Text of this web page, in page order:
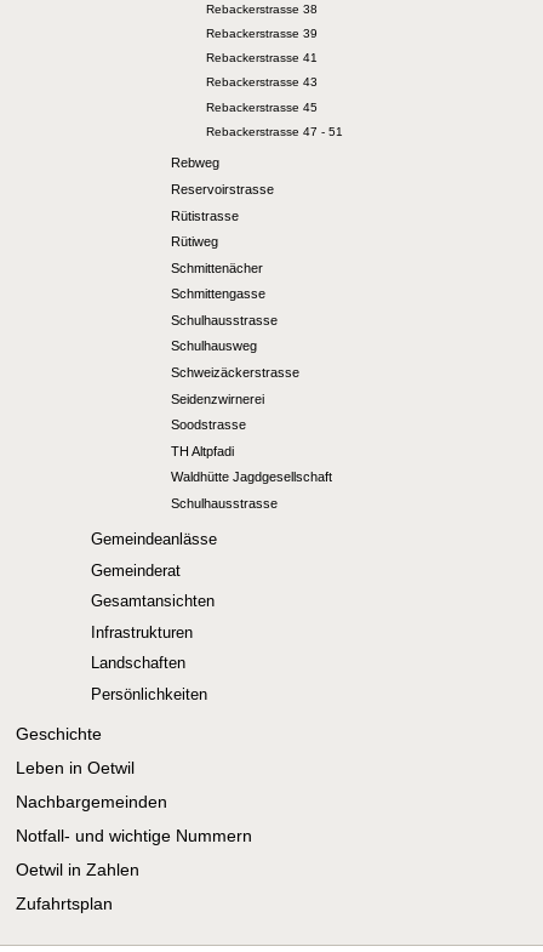
Rebackerstrasse 38
Rebackerstrasse 39
Rebackerstrasse 41
Rebackerstrasse 43
Rebackerstrasse 45
Rebackerstrasse 47 - 51
Rebweg
Reservoirstrasse
Rütistrasse
Rütiweg
Schmittenächer
Schmittengasse
Schulhausstrasse
Schulhausweg
Schweizäckerstrasse
Seidenzwirnerei
Soodstrasse
TH Altpfadi
Waldhütte Jagdgesellschaft
Schulhausstrasse
Gemeindeanlässe
Gemeinderat
Gesamtansichten
Infrastrukturen
Landschaften
Persönlichkeiten
Geschichte
Leben in Oetwil
Nachbargemeinden
Notfall- und wichtige Nummern
Oetwil in Zahlen
Zufahrtsplan